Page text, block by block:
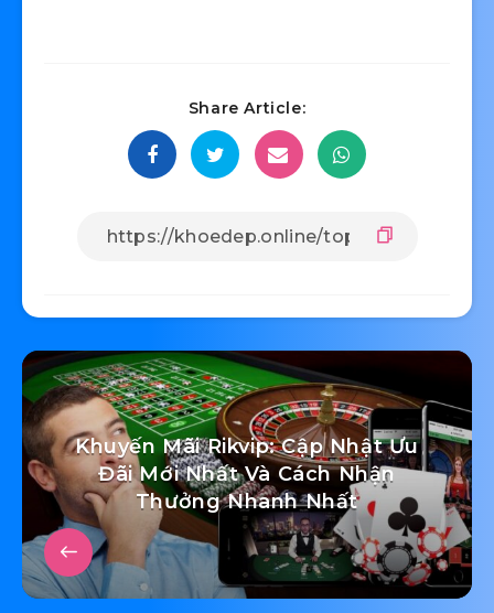
Share Article:
Khuyến Mãi Rikvip: Cập Nhật Ưu
Đãi Mới Nhất Và Cách Nhận
Thưởng Nhanh Nhất